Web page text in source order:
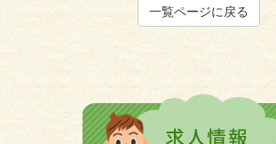
一覧ページに戻る